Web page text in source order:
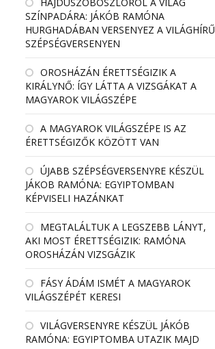
SZÍNPADÁRA: JÁKÓB RAMÓNA
HURGHADÁBAN VERSENYEZ A VILÁGHÍRŰ
SZÉPSÉGVERSENYEN
OROSHÁZÁN ÉRETTSÉGIZIK A
KIRÁLYNŐ: ÍGY LÁTTA A VIZSGÁKAT A
MAGYAROK VILÁGSZÉPE
A MAGYAROK VILÁGSZÉPE IS AZ
ÉRETTSÉGIZŐK KÖZÖTT VAN
ÚJABB SZÉPSÉGVERSENYRE KÉSZÜL
JÁKOB RAMÓNA: EGYIPTOMBAN
KÉPVISELI HAZÁNKAT
MEGTALÁLTUK A LEGSZEBB LÁNYT,
AKI MOST ÉRETTSÉGIZIK: RAMÓNA
OROSHÁZÁN VIZSGÁZIK
FÁSY ÁDÁM ISMÉT A MAGYAROK
VILÁGSZÉPÉT KERESI
VILÁGVERSENYRE KÉSZÜL JÁKÓB
RAMÓNA: EGYIPTOMBA UTAZIK MAJD